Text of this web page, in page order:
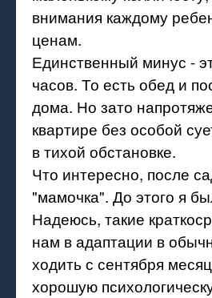
внимания каждому
ценам.
Единственный минус -
часов. То есть обед и
дома. Но зато
квартире без особой
в тихой обстановке.
Что интересно, после
"мамочка". До этого я
Надеюсь, такие
нам в адаптации в
ходить с сентября
хорошую